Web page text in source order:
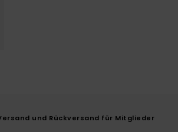
und Rückversand für Mitglieder